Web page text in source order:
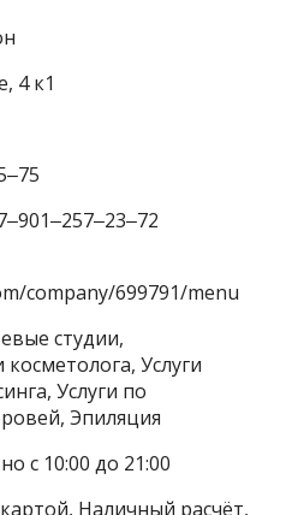
4 к1
company/699791/menu
студии,
Услуги
Услуги по
Эпиляция
с 10:00 до 21:00
Наличный расчёт,